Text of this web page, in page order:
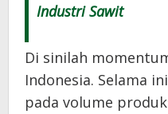
Industri Sawit
Di sinilah
Indonesia. Selama
pada volume